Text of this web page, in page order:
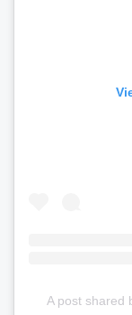
A post shared